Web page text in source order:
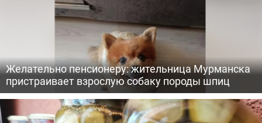
Желательно пенсионеру: жительница Мурманска
пристраивает взрослую собаку породы шпиц